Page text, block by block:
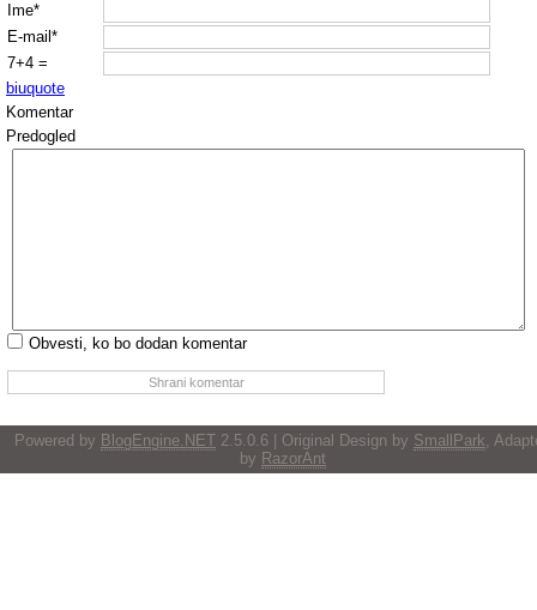
Ime*
E-mail*
7+4 =
biuquote
Komentar
Predogled
Obvesti, ko bo dodan komentar
Powered by BlogEngine.NET 2.5.0.6 | Original Design by SmallPark,
by RazorAnt